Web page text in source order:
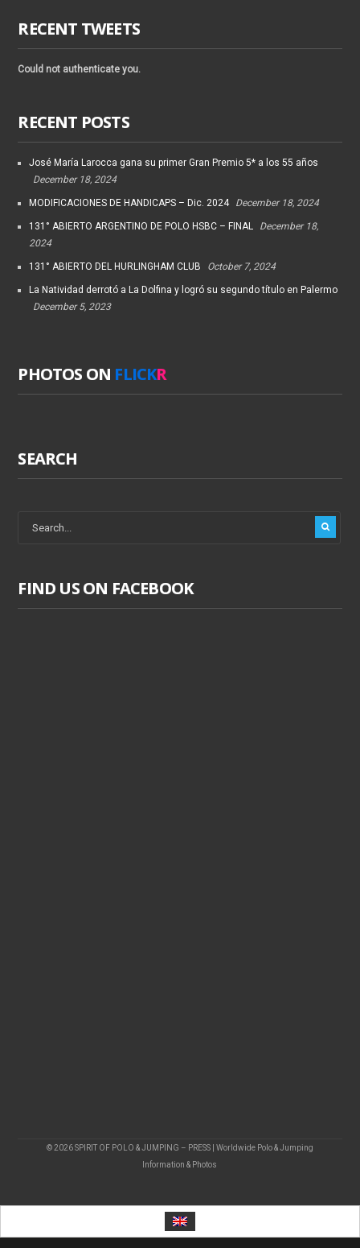
RECENT TWEETS
Could not authenticate you.
RECENT POSTS
José María Larocca gana su primer Gran Premio 5* a los 55 años
December 18, 2024
MODIFICACIONES DE HANDICAPS – Dic. 2024 December 18, 2024
131° ABIERTO ARGENTINO DE POLO HSBC – FINAL
December 18,
2024
131° ABIERTO DEL HURLINGHAM CLUB October 7, 2024
La Natividad derrotó a La Dolfina y logró su segundo título en Palermo
December 5, 2023
PHOTOS ON FLICKR
SEARCH
FIND US ON FACEBOOK
© 2026 SPIRIT OF POLO & JUMPING – PRESS | Worldwide Polo & Jumping
Information & Photos